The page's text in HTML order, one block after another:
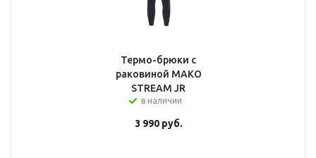
Термо-брюки с
раковиной MAKO
STREAM JR
в наличии
3 990руб.